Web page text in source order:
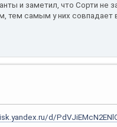
и заметил, что Сорти не
тем самым у них совпадает
d/